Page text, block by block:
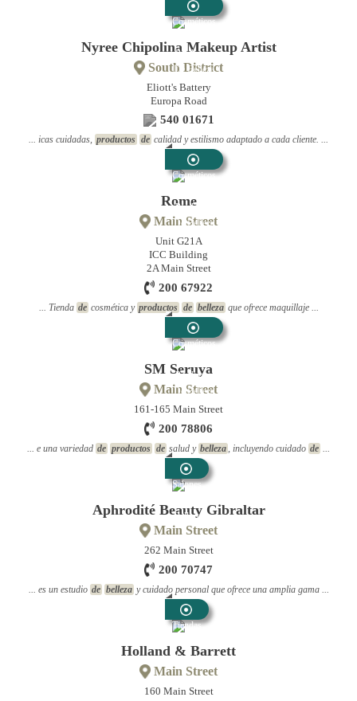
Cosméticos
Productos
De Belleza
Nyree Chipolina Makeup Artist
South District
Eliott's Battery
Europa Road
540 01671
... icas cuidadas, productos de calidad y estilismo adaptado a cada cliente. ...
Cosméticos
Productos
De Belleza
Rome
Main Street
Unit G21A
ICC Building
2A Main Street
200 67922
... Tienda de cosmética y productos de belleza que ofrece maquillaje ...
Cosméticos
Productos
De Belleza
SM Seruya
Main Street
161-165 Main Street
200 78806
... e una variedad de productos de salud y belleza , incluyendo cuidado de
Salones
Belleza
Aphrodité Beauty Gibraltar
Main Street
262 Main Street
200 70747
... es un estudio de belleza y cuidado personal que ofrece una amplia gama ...
Tiendas
Salud
Holland & Barrett
Main Street
160 Main Street